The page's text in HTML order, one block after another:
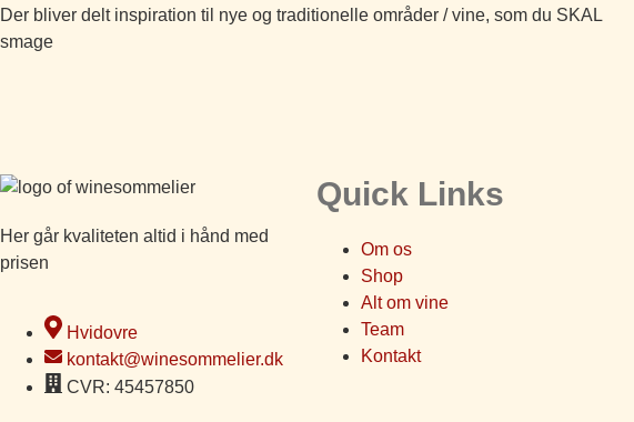
Der bliver delt inspiration til nye og traditionelle områder / vine, som du SKAL
smage
Her går kvaliteten altid i hånd med
prisen
Hvidovre
kontakt@winesommelier.dk
CVR: 45457850
Quick Links
Om os
Shop
Alt om vine
Team
Kontakt